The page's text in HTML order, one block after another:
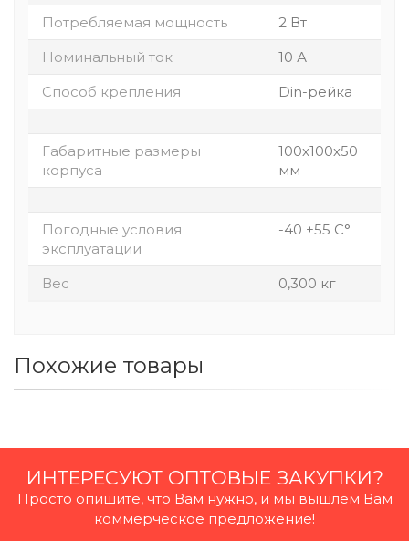
Потребляемая мощность
2 Вт
Номинальный ток
10 А
Способ крепления
Din-рейка
Габаритные размеры
корпуса
100х100х50
мм
Погодные условия
эксплуатации
-40 +55 С°
Вес 0,300 кг
Похожие товары
ИНТЕРЕСУЮТ ОПТОВЫЕ ЗАКУПКИ?
Просто опишите, что Вам нужно, и мы вышлем Вам
коммерческое предложение!